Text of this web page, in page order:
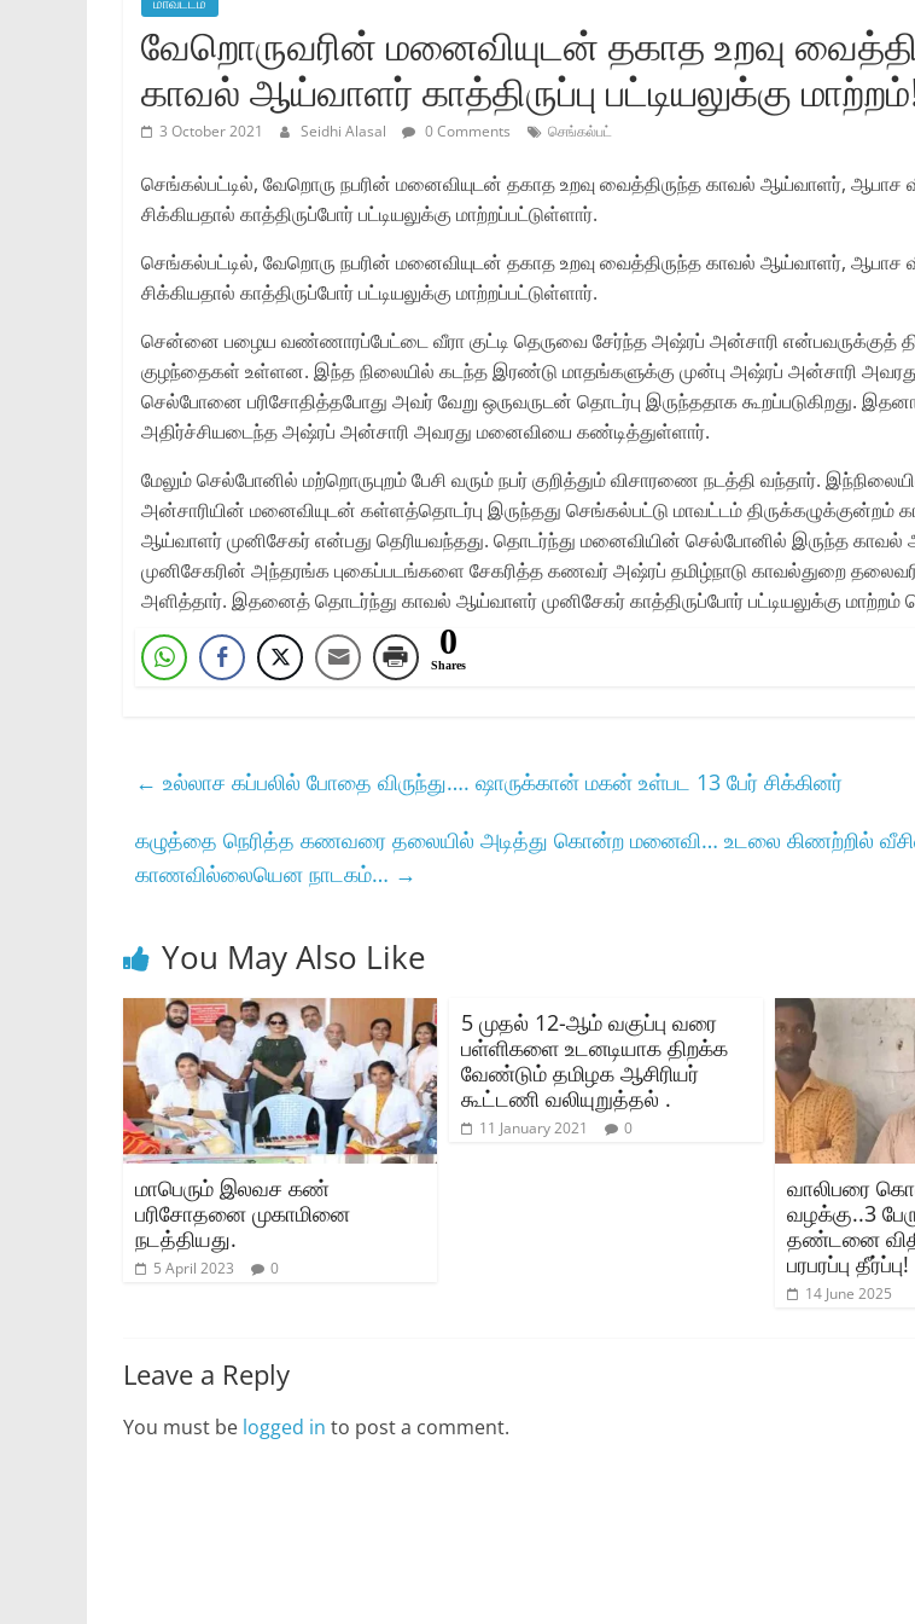
வேறொருவரின் மனைவியுடன் தகாத உறவு
காவல் ஆய்வாளர் காத்திருப்பு பட்டியலுக்கு
3 October 2021 Seidhi Alasal 0 Comments செங்கல்பட்
செங்கல்பட்டில், வேறொரு நபரின் மனைவியுடன் தகாத உறவு வைத்திருந்த காவல் ஆய்வாளர், ஆபாச
சிக்கியதால் காத்திருப்போர் பட்டியலுக்கு மாற்றப்பட்டுள்ளார்.
செங்கல்பட்டில், வேறொரு நபரின் மனைவியுடன் தகாத உறவு வைத்திருந்த காவல் ஆய்வாளர், ஆபாச
சிக்கியதால் காத்திருப்போர் பட்டியலுக்கு மாற்றப்பட்டுள்ளார்.
சென்னை பழைய வண்ணாரப்பேட்டை வீரா குட்டி தெருவை சேர்ந்த அஷ்ரப் அன்சாரி என்பவருக்குத்
குழந்தைகள் உள்ளன. இந்த நிலையில் கடந்த இரண்டு மாதங்களுக்கு முன்பு அஷ்ரப் அன்சாரி
செல்போனை பரிசோதித்தபோது அவர் வேறு ஒருவருடன் தொடர்பு இருந்ததாக கூறப்படுகிறது.
அதிர்ச்சியடைந்த அஷ்ரப் அன்சாரி அவரது மனைவியை கண்டித்துள்ளார்.
மேலும் செல்போனில் மற்றொருபுறம் பேசி வரும் நபர் குறித்தும் விசாரணை நடத்தி வந்தார்.
அன்சாரியின் மனைவியுடன் கள்ளத்தொடர்பு இருந்தது செங்கல்பட்டு மாவட்டம் திருக்கழுக்குன்றம்
ஆய்வாளர் முனிசேகர் என்பது தெரியவந்தது. தொடர்ந்து மனைவியின் செல்போனில் இருந்த
முனிசேகரின் அந்தரங்க புகைப்படங்களை சேகரித்த கணவர் அஷ்ரப் தமிழ்நாடு காவல்துறை
அளித்தார். இதனைத் தொடர்ந்து காவல் ஆய்வாளர் முனிசேகர் காத்திருப்போர் பட்டியலுக்கு மாற்றம்
0
Shares
← உல்லாச கப்பலில் போதை விருந்து…. ஷாருக்கான் மகன் உள்பட 13 பேர் சிக்கினர்
கழுத்தை நெரித்த கணவரை தலையில் அடித்து கொன்ற மனைவி… உடலை கிணற்றில்
காணவில்லையென நாடகம்… →
You May Also Like
மாபெரும் இலவச கண்
பரிசோதனை முகாமினை
நடத்தியது.
5 April 2023 0
5 முதல் 12-ஆம் வகுப்பு வரை
பள்ளிகளை உடனடியாக திறக்க
வேண்டும் தமிழக ஆசிரியர்
கூட்டணி வலியுறுத்தல் .
11 January 2021 0
வாலிபரை
வழக்கு..3
தண்டனை
பரபரப்பு தீர்ப்பு!
14 June 2025
Leave a Reply
You must be logged in to post a comment.